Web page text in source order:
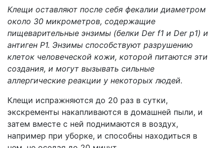
Клещи оставляют после себя фекалии диаметром
около 30 микрометров, содержащие
пищеварительные энзимы (белки Der f1 и Der p1) и
антиген P1. Энзимы способствуют разрушению
клеток человеческой кожи, которой питаются эти
создания, и могут вызывать сильные
аллергические реакции у некоторых людей.
Клещи испражняются до 20 раз в сутки,
экскременты накапливаются в домашней пыли, и
затем вместе с ней поднимаются в воздух,
например при уборке, и способны находиться в